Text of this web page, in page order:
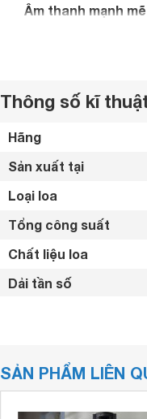
Âm thanh mạnh mẽ
55mm cộng hưởng
Thông số kĩ
Hãng
Sản xuất tại
Loại loa
Tổng công suất
Chất liệu loa
Dải tần số
Thời gian sạc
SẢN PHẨM LIÊN